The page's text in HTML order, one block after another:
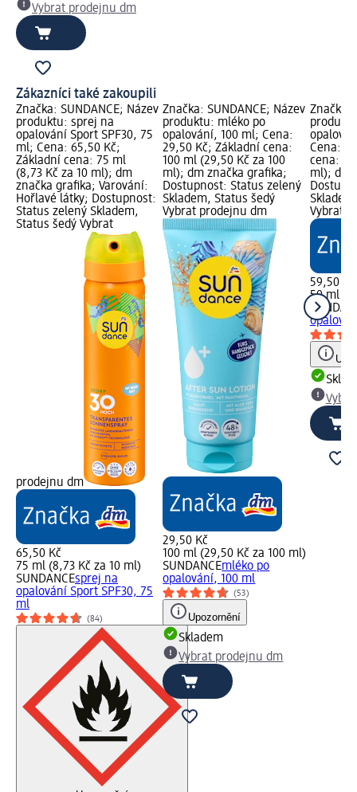
Vybrat prodejnu dm
Zákazníci také zakoupili
Značka: SUNDANCE; Název
produktu: sprej na
opalování Sport SPF30, 75
ml; Cena: 65,50 Kč;
Základní cena: 75 ml
(8,73 Kč za 10 ml); dm
značka grafika; Varování:
Hořlavé látky; Dostupnost:
Status zelený Skladem,
Status šedý Vybrat
prodejnu dm
65,50 Kč
75 ml (8,73 Kč za 10 ml)
SUNDANCEsprej na
opalování Sport SPF30, 75
ml
(84)
Značka: SUNDANCE; Název
produktu: mléko po
opalování, 100 ml; Cena:
29,50 Kč; Základní cena:
100 ml (29,50 Kč za 100
ml); dm značka grafika;
Dostupnost: Status zelený
Skladem, Status šedý
Vybrat prodejnu dm
29,50 Kč
100 ml (29,50 Kč za 100 ml)
SUNDANCEmléko po
opalování, 100 ml
(53)
Upozornění
Skladem
Vybrat prodejnu dm
Značka:
Cena:
cena: 50
ml); dm
Vybrat
59,50 Kč
50 ml